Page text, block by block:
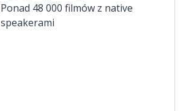
Ponad 48 000 filmów z native
speakerami